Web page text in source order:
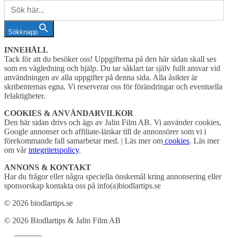
Sökknapp
INNEHÅLL
Tack för att du besöker oss! Uppgifterna på den här sidan skall ses
som en vägledning och hjälp. Du tar såklart tar själv fullt ansvar vid
användningen av alla uppgifter på denna sida. Alla åsikter är
skribenternas egna. Vi reserverar oss för förändringar och eventuella
felaktigheter.
COOKIES & ANVÄNDARVILKOR
Den här sidan drivs och ägs av Jalin Film AB. Vi använder cookies,
Google annonser och affiliate-länkar till de annonsörer som vi i
förekommande fall samarbetar med. | Läs mer om cookies. Läs mer
om vårintegritetspolicy.
ANNONS & KONTAKT
Har du frågor eller några speciella önskemål kring annonsering eller
sponsorskap kontakta oss på info(a)biodlartips.se
© 2026 biodlartips.se
© 2026 Biodlartips & Jalin Film AB